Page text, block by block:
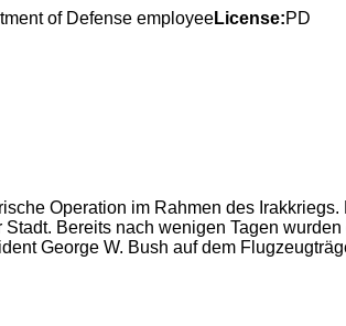
of Defense employeeLicense:PD
Operation im Rahmen des
Bereits nach wenigen Tagen
George W. Bush auf dem